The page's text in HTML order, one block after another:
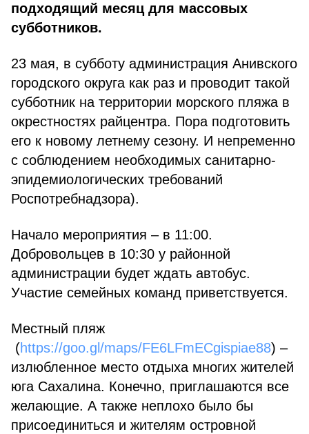
подходящий месяц для массовых
субботников.
23 мая, в субботу администрация Анивского
городского округа как раз и проводит такой
субботник на территории морского пляжа в
окрестностях райцентра. Пора подготовить
его к новому летнему сезону. И непременно
с соблюдением необходимых санитарно-
эпидемиологических требований
Роспотребнадзора).
Начало мероприятия – в 11:00.
Добровольцев в 10:30 у районной
администрации будет ждать автобус.
Участие семейных команд приветствуется.
Местный пляж
(https://goo.gl/maps/FE6LFmECgispiae88) –
излюбленное место отдыха многих жителей
юга Сахалина. Конечно, приглашаются все
желающие. А также неплохо было бы
присоединиться и жителям островной